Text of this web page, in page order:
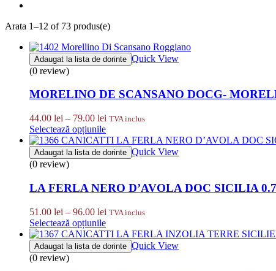
Arata 1–12 of 73 produs(e)
Adaugat la lista de dorinte Quick View
(0 review)
MORELINO DE SCANSANO DOCG-
44.00 lei – 79.00 lei Interval
prețuri:
44.00 lei
până
79.00 lei
TVA inclus
Selectează opțiunile
Adaugat la lista de dorinte Quick View
(0 review)
LA FERLA NERO D’AVOLA DOC SICILIA
51.00 lei – 96.00 lei Interval
prețuri:
51.00 lei
până
TVA inclus
Selectează opțiunile
Adaugat la lista de dorinte Quick View
(0 review)